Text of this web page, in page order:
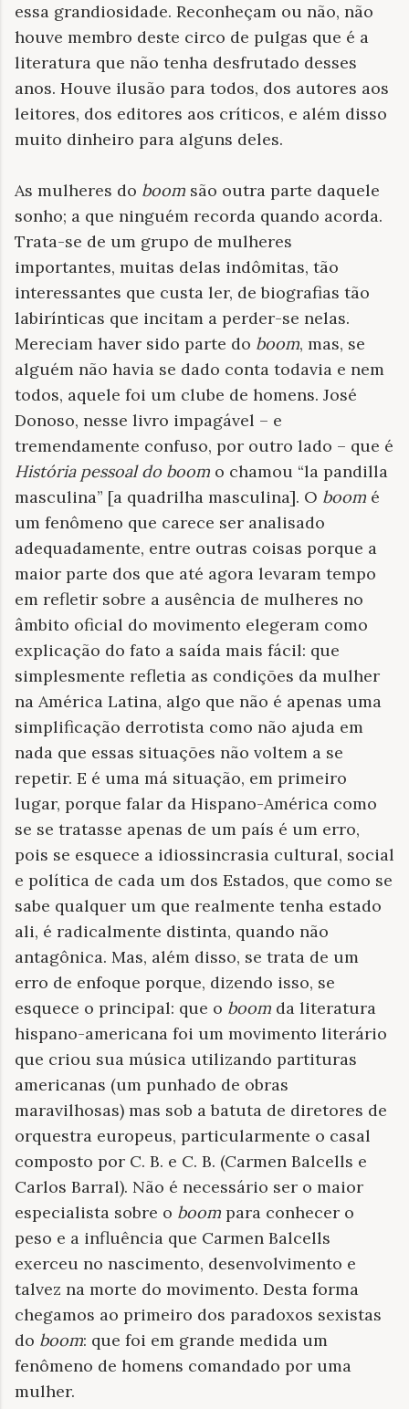
essa grandiosidade. Reconheçam ou não, não
houve membro deste circo de pulgas que é a
literatura que não tenha desfrutado desses
anos. Houve ilusão para todos, dos autores aos
leitores, dos editores aos críticos, e além disso
muito dinheiro para alguns deles.
As mulheres do boom são outra parte daquele
sonho; a que ninguém recorda quando acorda.
Trata-se de um grupo de mulheres
importantes, muitas delas indômitas, tão
interessantes que custa ler, de biografias tão
labirínticas que incitam a perder-se nelas.
Mereciam haver sido parte do boom, mas, se
alguém não havia se dado conta todavia e nem
todos, aquele foi um clube de homens. José
Donoso, nesse livro impagável – e
tremendamente confuso, por outro lado – que é
História pessoal do boom o chamou “la pandilla
masculina” [a quadrilha masculina]. O boom é
um fenômeno que carece ser analisado
adequadamente, entre outras coisas porque a
maior parte dos que até agora levaram tempo
em refletir sobre a ausência de mulheres no
âmbito oficial do movimento elegeram como
explicação do fato a saída mais fácil: que
simplesmente refletia as condições da mulher
na América Latina, algo que não é apenas uma
simplificação derrotista como não ajuda em
nada que essas situações não voltem a se
repetir. E é uma má situação, em primeiro
lugar, porque falar da Hispano-América como
se se tratasse apenas de um país é um erro,
pois se esquece a idiossincrasia cultural, social
e política de cada um dos Estados, que como se
sabe qualquer um que realmente tenha estado
ali, é radicalmente distinta, quando não
antagônica. Mas, além disso, se trata de um
erro de enfoque porque, dizendo isso, se
esquece o principal: que o boom da literatura
hispano-americana foi um movimento literário
que criou sua música utilizando partituras
americanas (um punhado de obras
maravilhosas) mas sob a batuta de diretores de
orquestra europeus, particularmente o casal
composto por C. B. e C. B. (Carmen Balcells e
Carlos Barral). Não é necessário ser o maior
especialista sobre o boom para conhecer o
peso e a influência que Carmen Balcells
exerceu no nascimento, desenvolvimento e
talvez na morte do movimento. Desta forma
chegamos ao primeiro dos paradoxos sexistas
do boom: que foi em grande medida um
fenômeno de homens comandado por uma
mulher.